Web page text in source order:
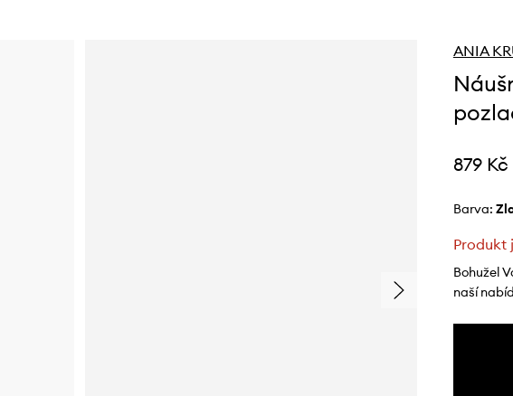
ANIA
879 Kč
Barva:
Produkt
Bohužel
naší